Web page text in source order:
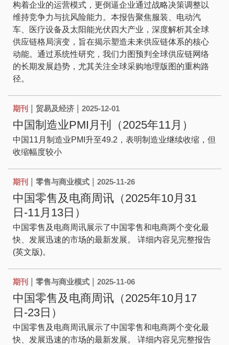
构着企业的运营模式，更倒逼企业通过战略决策调整以
维持竞争力与抗风险能力。本报告聚焦服装、电动汽
车、医疗设备及太阳能光伏四大产业，深度解析其全球
供应链格局演变，旨在揭示塑造未来供应链体系的核心
动能。通过系统性研究，我们力图预判全球供应链网络
的长期发展趋势，尤其关注全球采购地理版图的重构路
径。
期刊 贸易及经济 2025-12-01
中国制造业PMI月刊（2025年11月）
中国11月制造业PMI升至49.2，表明制造业继续收缩，但
收缩幅度较小
期刊 零售与商业模式 2025-11-26
中国零售及电商周讯（2025年10月31
日-11月13日）
中国零售及电商周讯展示了中国零售和电商两个变化最
快、发展迅速的市场的最新发展。 详细内容见完整报告
(英文版)。
期刊 零售与商业模式 2025-11-06
中国零售及电商周讯（2025年10月17
日-23日）
中国零售及电商周讯展示了中国零售和电商两个变化最
快、发展迅速的市场的最新发展。 详细内容见完整报告